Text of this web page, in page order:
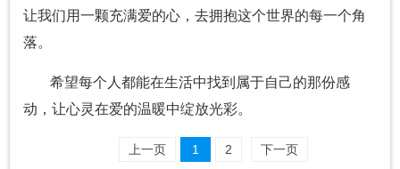
让我们用一颗充满爱的心，去拥抱这个世界的每一个角
落。
希望每个人都能在生活中找到属于自己的那份感
动，让心灵在爱的温暖中绽放光彩。
上一页 1 2 下一页